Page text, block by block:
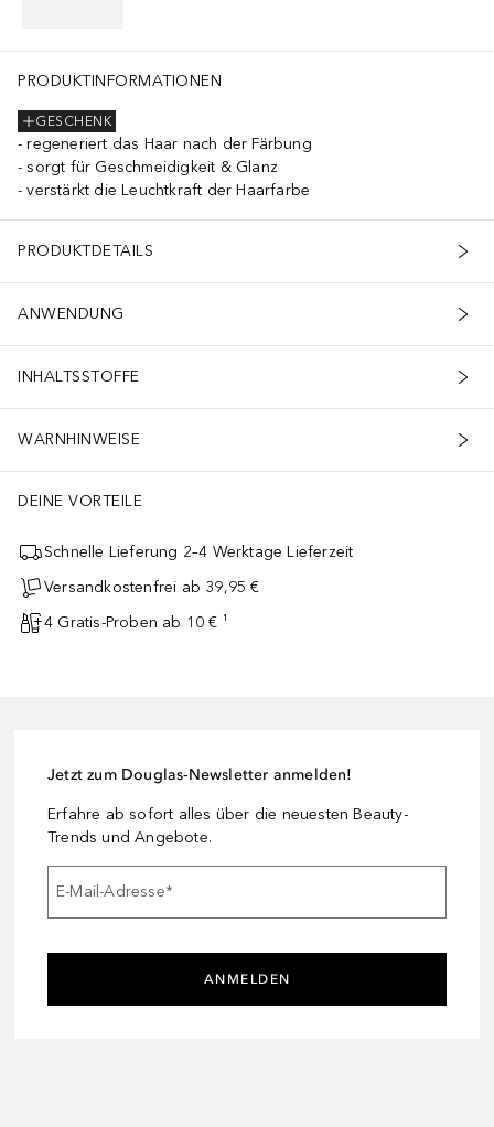
PRODUKTINFORMATIONEN
GESCHENK
regeneriert das Haar nach der Färbung
sorgt für Geschmeidigkeit & Glanz
verstärkt die Leuchtkraft der Haarfarbe
PRODUKTDETAILS
ANWENDUNG
INHALTSSTOFFE
WARNHINWEISE
DEINE VORTEILE
Schnelle Lieferung 2–4 Werktage Lieferzeit
Versandkostenfrei ab 39,95 €
4 Gratis-Proben ab 10 € ¹
Jetzt zum Douglas-Newsletter anmelden!
Erfahre ab sofort alles über die neuesten Beauty-
Trends und Angebote.
E-Mail-Adresse*
ANMELDEN